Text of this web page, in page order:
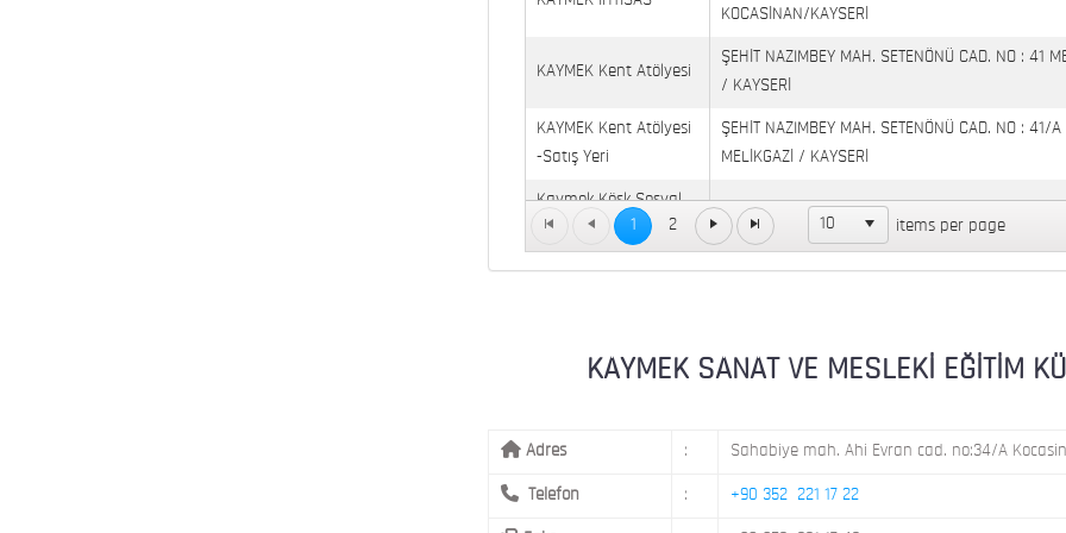
KOCASİNAN/KAYSERİ
KAYMEK Kent Atölyesi
ŞEHİT NAZIMBEY MAH. SETENÖNÜ CAD. NO : 41
/ KAYSERİ
KAYMEK Kent Atölyesi
-Satış Yeri
ŞEHİT NAZIMBEY MAH. SETENÖNÜ CAD. NO : 41/A
MELİKGAZİ / KAYSERİ
Kaymek Köşk Sosyal
Yaşam Merkezi
Köşk Mahallesi, Orgeneral Eşref Bitlis Bulvarı,
KAYMEK MOSTAR
KAYMEK TOKİ
MİMARSİNAN DEMOKRASİ MAH. FATİN RÜŞTÜ
1 2 10 items per page
KAYMEK SANAT VE MESLEKİ EĞİTİM
Adres : Sahabiye mah. Ahi Evran cad. no:34/A
Telefon : +90 352 221 17 22